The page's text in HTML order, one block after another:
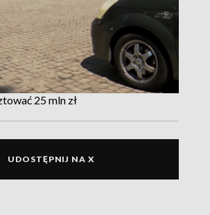
25 mln zł
UDOSTĘPNIJ NA X